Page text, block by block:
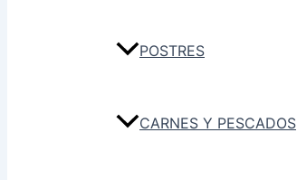
POSTRES
CARNES Y PESCADOS